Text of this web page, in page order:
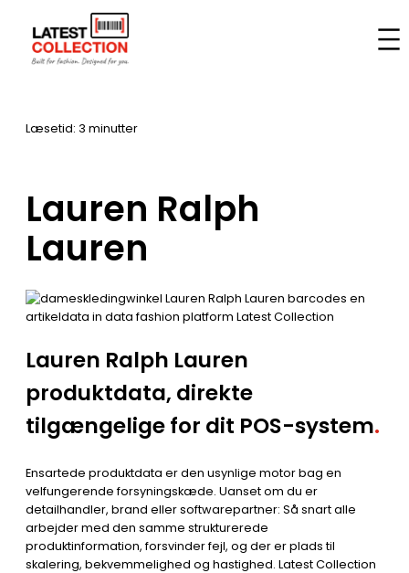
indhold
Hjem– Mærker–
Læsetid: 3 minutter
Lauren Ralph
Lauren
Lauren Ralph Lauren
produktdata, direkte
tilgængelige for dit POS-system.
Ensartede produktdata er den usynlige motor bag en
velfungerende forsyningskæde. Uanset om du er
detailhandler, brand eller softwarepartner: Så snart alle
arbejder med den samme strukturerede
produktinformation, forsvinder fejl, og der er plads til
skalering, bekvemmelighed og hastighed. Latest Collection